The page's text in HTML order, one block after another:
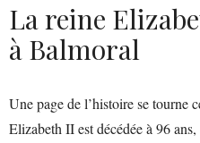
La reine
à Balmoral
Une page de l’histoire se tourne
Elizabeth II est décédée à 96